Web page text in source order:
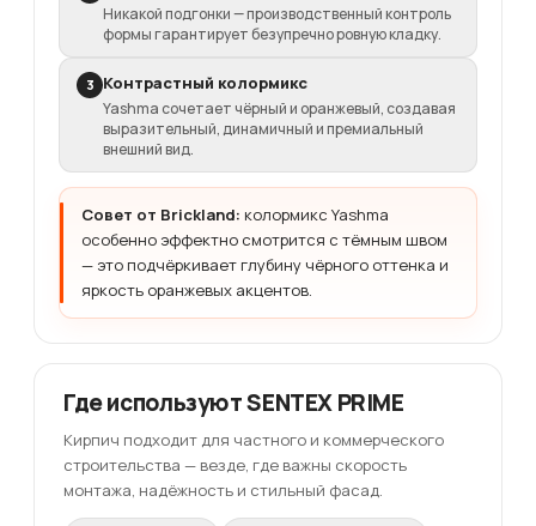
Никакой подгонки — производственный контроль
формы гарантирует безупречно ровную кладку.
3 Контрастный колормикс
Yashma сочетает чёрный и оранжевый, создавая
выразительный, динамичный и премиальный
внешний вид.
Совет от Brickland: колормикс Yashma
особенно эффектно смотрится с тёмным швом
— это подчёркивает глубину чёрного оттенка и
яркость оранжевых акцентов.
Где используют SENTEX PRIME
Кирпич подходит для частного и коммерческого
строительства — везде, где важны скорость
монтажа, надёжность и стильный фасад.